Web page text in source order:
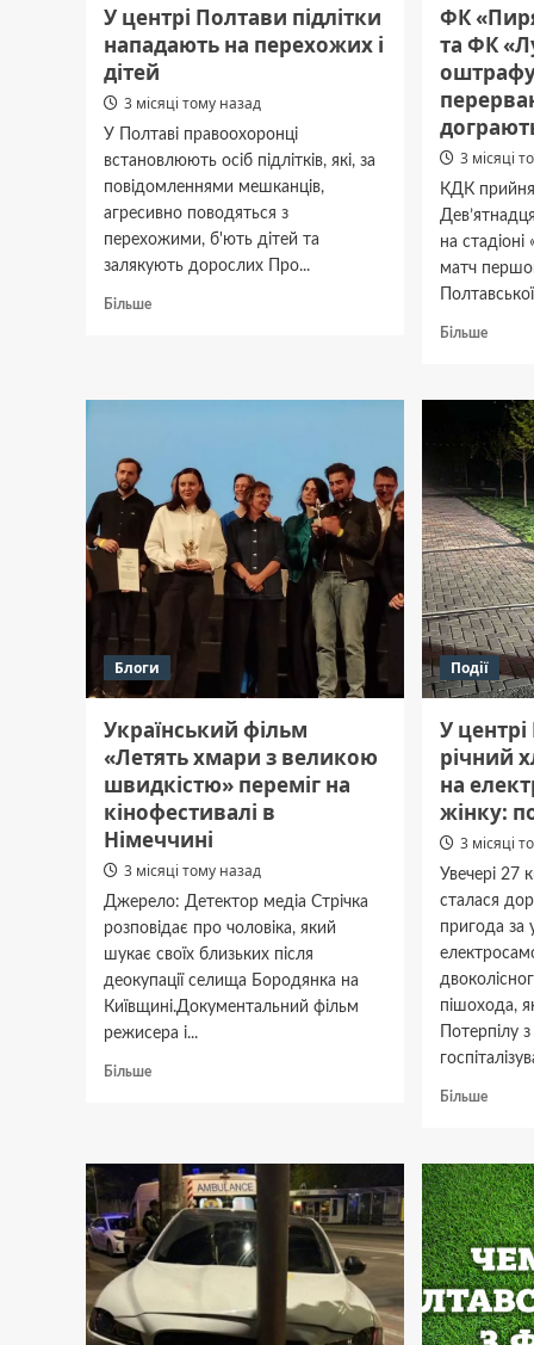
У центрі Полтави підлітки
нападають на перехожих і
дітей
3 місяці тому назад
У Полтаві правоохоронці
встановлюють осіб підлітків, які, за
повідомленнями мешканців,
агресивно поводяться з
перехожими, б'ють дітей та
залякують дорослих Про...
БільшеДокладніше
перехожих
і
дітей
ФК
та ФК
3 місяці
КДК
на
матч
Більше
та ФК
матч
Блоги
Український фільм
«Летять хмари з великою
швидкістю» переміг на
кінофестивалі в
Німеччині
3 місяці тому назад
Джерело: Детектор медіа Стрічка
розповідає про чоловіка, який
шукає своїх близьких після
деокупації селища Бородянка на
Київщині.Документальний фільм
режисера і...
БільшеДокладніше
хмари
з
великою
швидкістю»
переміг
кінофестивалі
в
Події
У
річний
на
жінку:
3 місяці
Увечері 27
сталася
пригода за
пішохода,
Потерпілу
Більше
20-
річний
на
збив
жінку: